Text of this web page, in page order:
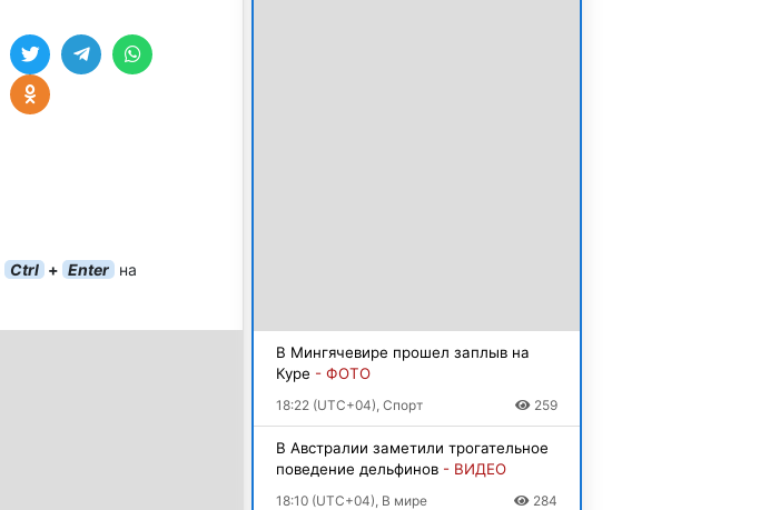
Ctrl + Enter на
В Мингячевире прошел заплыв на
Куре - ФОТО
18:22 (UTC+04), Спорт 259
В Австралии заметили трогательное
поведение дельфинов - ВИДЕО
18:10 (UTC+04), В мире 284